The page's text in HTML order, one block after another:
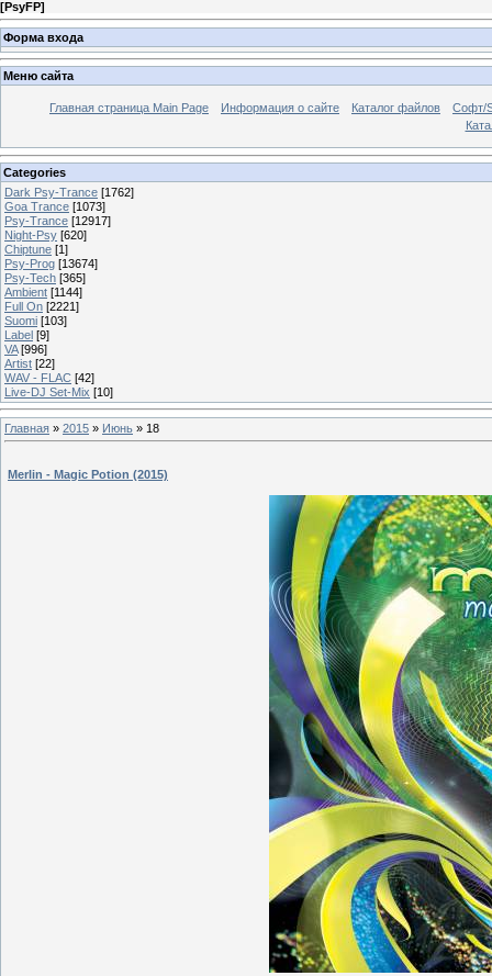
[PsyFP]
Форма входа
Меню сайта
Главная страница Main Page Информация о сайте Каталог файлов
Софт/
Categories
Dark Psy-Trance [1762]
Goa Trance [1073]
Psy-Trance [12917]
Night-Psy [620]
Chiptune [1]
Psy-Prog [13674]
Psy-Tech [365]
Ambient [1144]
Full On [2221]
Suomi [103]
Label [9]
VA [996]
Artist [22]
WAV - FLAC [42]
Live-DJ Set-Mix [10]
Главная » 2015 » Июнь » 18
Merlin - Magic Potion (2015)